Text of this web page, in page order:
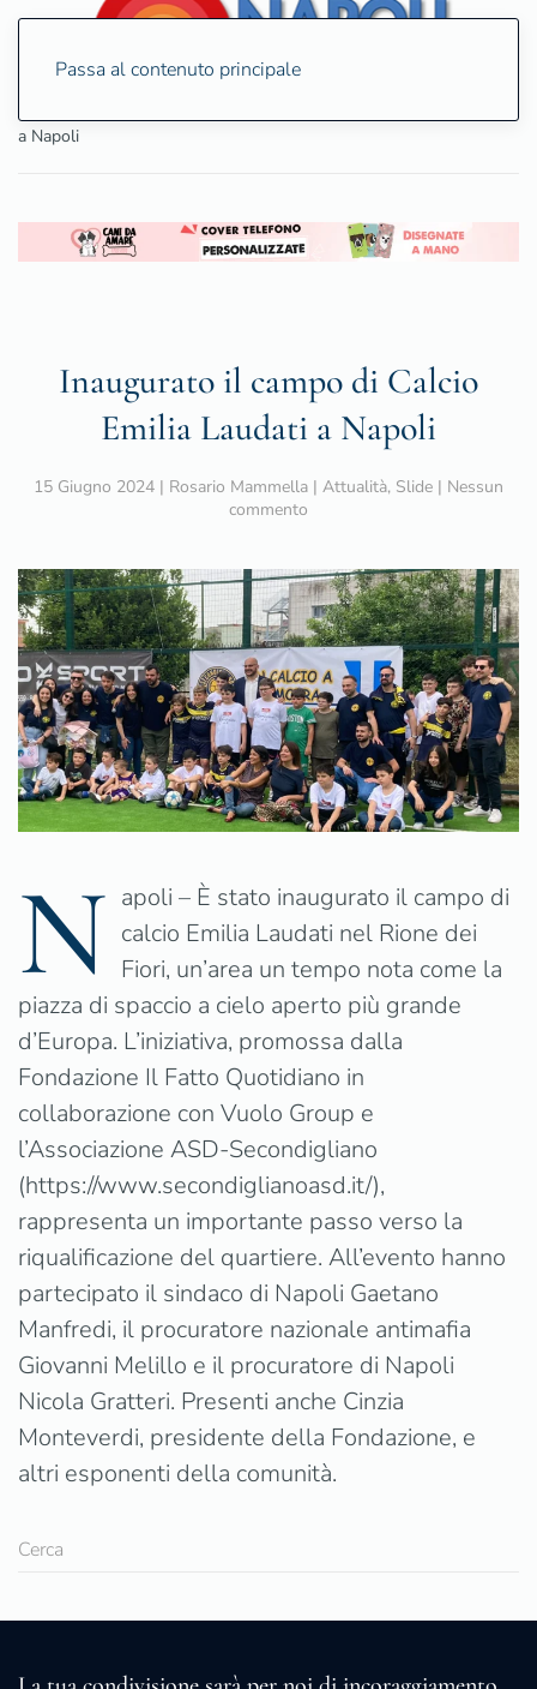
Passa al contenuto principale
a Napoli
Inaugurato il campo di Calcio
Emilia Laudati a Napoli
15 Giugno 2024 | Rosario Mammella | Attualità, Slide | Nessun
commento
campo
di
Calcio
Emilia
Laudati
a
Napoli
N apoli – È stato inaugurato il campo di
calcio Emilia Laudati nel Rione dei
Fiori, un’area un tempo nota come la
piazza di spaccio a cielo aperto più grande
d’Europa. L’iniziativa, promossa dalla
Fondazione Il Fatto Quotidiano in
collaborazione con Vuolo Group e
l’Associazione ASD-Secondigliano
(https://www.secondiglianoasd.it/),
rappresenta un importante passo verso la
riqualificazione del quartiere. All’evento hanno
partecipato il sindaco di Napoli Gaetano
Manfredi, il procuratore nazionale antimafia
Giovanni Melillo e il procuratore di Napoli
Nicola Gratteri. Presenti anche Cinzia
Monteverdi, presidente della Fondazione, e
altri esponenti della comunità.